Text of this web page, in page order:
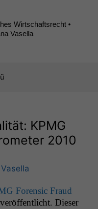
Wirtschaftsrecht •
Vasella
KPMG
2010
Foren­sic Fraud
Dieser